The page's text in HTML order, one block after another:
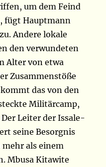
um dem Feind
fügt Hauptmann
Andere lokale
den verwundeten
Alter von etwa
Zusammenstöße
das von den
Militärcamp,
Leiter der Issale-
seine Besorgnis
als einem
Mbusa Kitawite